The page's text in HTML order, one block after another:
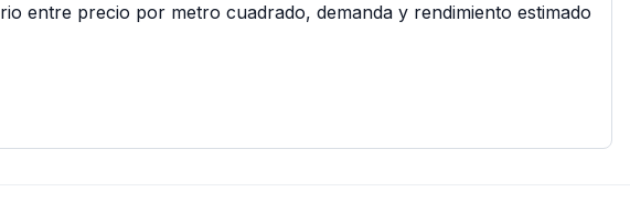
entre precio por metro cuadrado, demanda y rendimiento estimado